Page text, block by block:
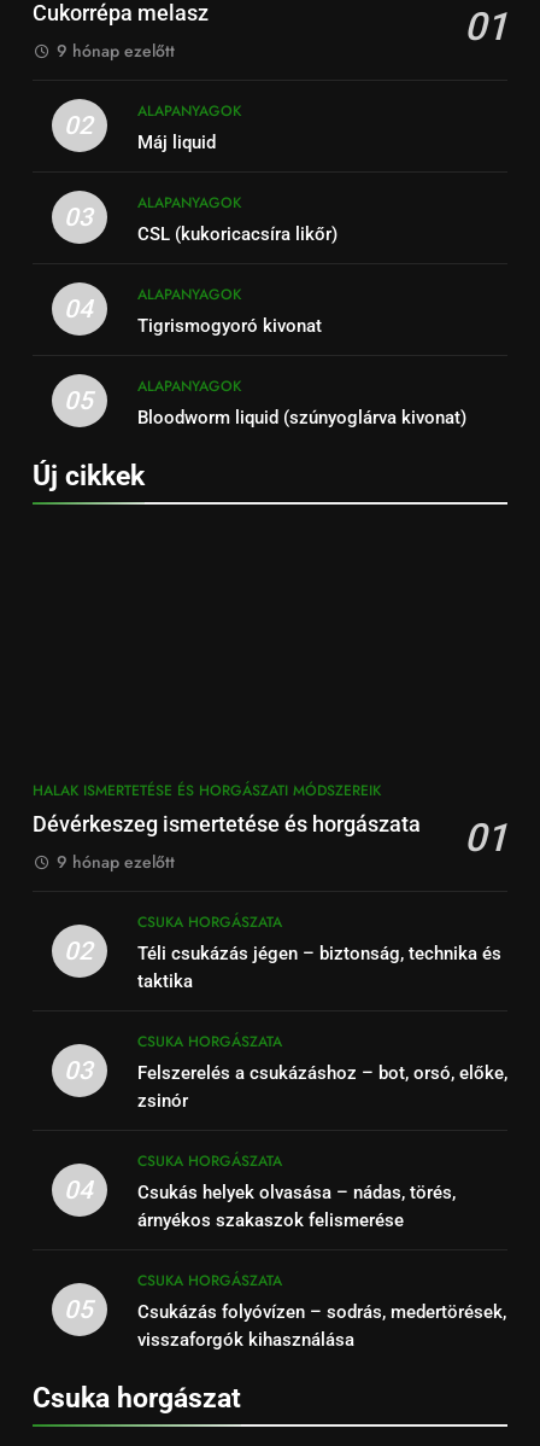
Cukorrépa melasz 01
9 hónap ezelőtt
02
ALAPANYAGOK
Máj liquid
03
ALAPANYAGOK
CSL (kukoricacsíra likőr)
04
ALAPANYAGOK
Tigrismogyoró kivonat
05
ALAPANYAGOK
Bloodworm liquid (szúnyoglárva kivonat)
Új cikkek
HALAK ISMERTETÉSE ÉS HORGÁSZATI MÓDSZEREIK
Dévérkeszeg ismertetése és horgászata 01
9 hónap ezelőtt
02
CSUKA HORGÁSZATA
Téli csukázás jégen – biztonság, technika és
taktika
03
CSUKA HORGÁSZATA
Felszerelés a csukázáshoz – bot, orsó, előke,
zsinór
04
CSUKA HORGÁSZATA
Csukás helyek olvasása – nádas, törés,
árnyékos szakaszok felismerése
05
CSUKA HORGÁSZATA
Csukázás folyóvízen – sodrás, medertörések,
visszaforgók kihasználása
Csuka horgászat